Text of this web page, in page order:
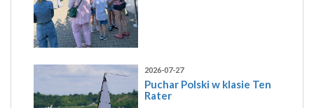
2026-07-27
Puchar Polski w klasie Ten
Rater